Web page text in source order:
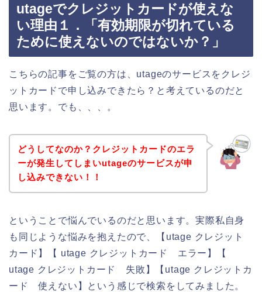
utageでクレジットカードが使えな
い理由１．「有効期限が切れている
ために使えないのではないか？」
こちらの記事をご覧の方は、utageのサービスをクレジ
ットカードで申し込みできたら？と考えているのだと
思います。でも、、、。
どうしてなのか？クレジットカードのエラ
ーが発生してしまいutageのサービスが申
し込みできない！！
ということで悩んでいるのだと思います。実際私自身
も同じような悩みを抱えたので、【utage クレジット
カード】【 utage クレジットカード エラー】【
utage クレジットカード 失敗】【utage クレジットカ
ード 使えない】という感じで検索をしてみました。